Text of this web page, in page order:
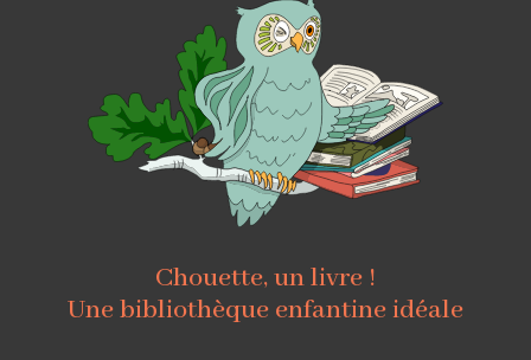
Chouette, un livre !
Une bibliothèque enfantine idéale